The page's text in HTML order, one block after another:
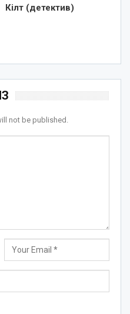
Кілт (детектив)
not be published.